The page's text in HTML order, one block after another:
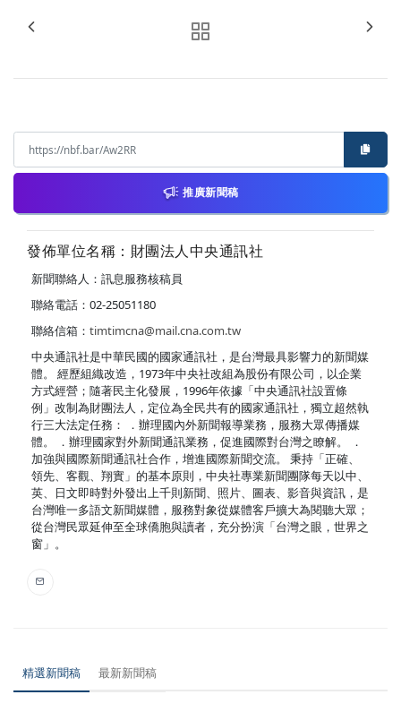
推廣新聞稿
發佈單位名稱：財團法人中央通訊社
新聞聯絡人：訊息服務核稿員
聯絡電話：02-25051180
聯絡信箱： timtimcna@mail.cna.com.tw
中央通訊社是中華民國的國家通訊社，是台灣最具影響力的新聞媒
體。 經歷組織改造，1973年中央社改組為股份有限公司，以企業
方式經營；隨著民主化發展，1996年依據「中央通訊社設置條
例」改制為財團法人，定位為全民共有的國家通訊社，獨立超然執
行三大法定任務： ．辦理國內外新聞報導業務，服務大眾傳播媒
體。 ．辦理國家對外新聞通訊業務，促進國際對台灣之瞭解。 ．
加強與國際新聞通訊社合作，增進國際新聞交流。 秉持「正確、
領先、客觀、翔實」的基本原則，中央社專業新聞團隊每天以中、
英、日文即時對外發出上千則新聞、照片、圖表、影音與資訊，是
台灣唯一多語文新聞媒體，服務對象從媒體客戶擴大為閱聽大眾；
從台灣民眾延伸至全球僑胞與讀者，充分扮演「台灣之眼，世界之
窗」。
精選新聞稿 最新新聞稿